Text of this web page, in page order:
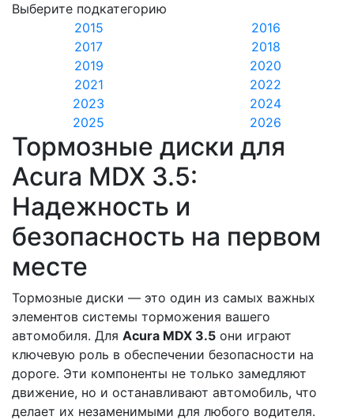
Выберите подкатегорию
2015
2016
2017
2018
2019
2020
2021
2022
2023
2024
2025
2026
Тормозные диски для
Acura MDX 3.5:
Надежность и
безопасность на первом
месте
Тормозные диски — это один из самых важных
элементов системы торможения вашего
автомобиля. Для Acura MDX 3.5 они играют
ключевую роль в обеспечении безопасности на
дороге. Эти компоненты не только замедляют
движение, но и останавливают автомобиль, что
делает их незаменимыми для любого водителя.